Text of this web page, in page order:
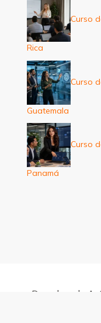
Curso
Rica
Curso
Guatemala
Curso
Panamá
Derechos de